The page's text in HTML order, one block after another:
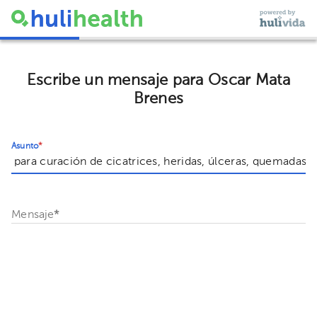
Escribe un mensaje para Oscar Mata
Brenes
Asunto*
Mensaje*